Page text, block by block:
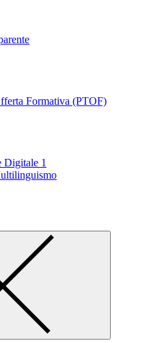
Formativa (PTOF)
Digitale 1